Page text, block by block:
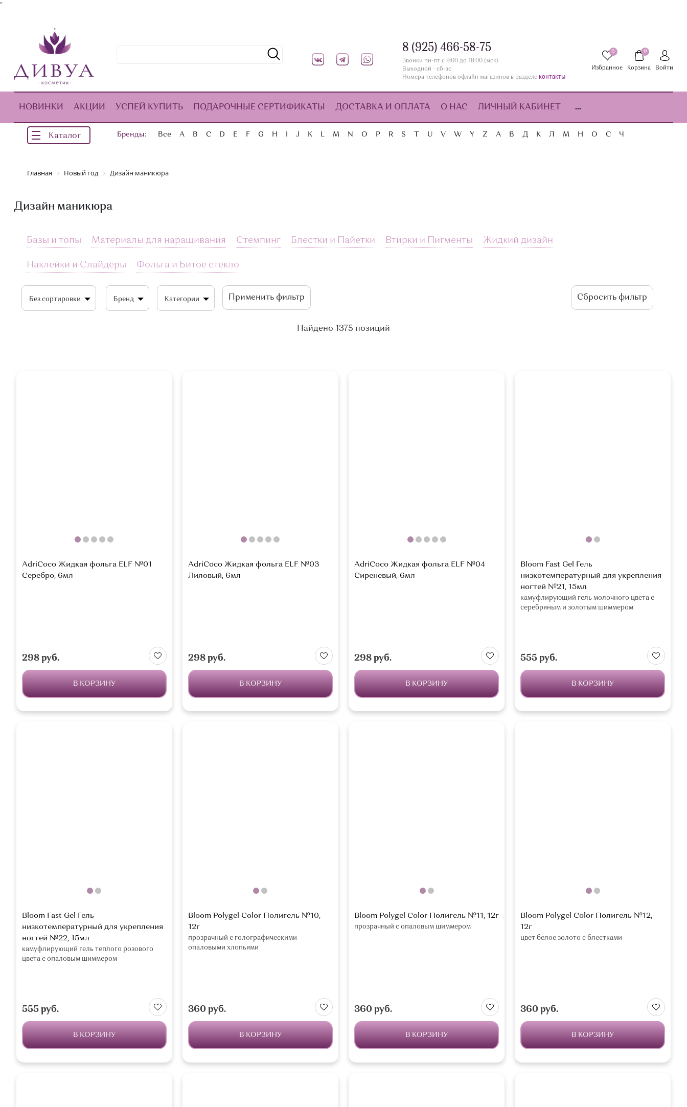
"
8 (925) 466-58-75
Звонки пн-пт с 9:00 до 18:00 (мск)
Выходной - сб-вс
Номера телефонов офлайн магазинов в разделе контакты
0
Избранное
0
Корзина Войти
НОВИНКИ АКЦИИ УСПЕЙ КУПИТЬ ПОДАРОЧНЫЕ СЕРТИФИКАТЫ ДОСТАВКА И ОПЛАТА О НАС ЛИЧНЫЙ КАБИНЕТ ...
Каталог Бренды: Все A B C D E F G H J K L M N O P R S U V W Y Z А В Д К Л М Н О С Ч
Главная Новый год Дизайн маникюра
Дизайн маникюра
Базы и топы Материалы для наращивания Стемпинг Блестки и Пайетки Втирки и Пигменты Жидкий дизайн
Наклейки и Слайдеры Фольга и Битое стекло
Без сортировки Бренд Категории
Найдено 1375 позиций
AdriCoco Жидкая фольга ELF №01
Серебро, 6мл
298 руб.
В КОРЗИНУ
AdriCoco Жидкая фольга ELF №03
Лиловый, 6мл
298 руб.
В КОРЗИНУ
AdriCoco Жидкая фольга ELF №04
Сиреневый, 6мл
298 руб.
В КОРЗИНУ
Bloom Fast Gel Гель
низкотемпературный для укрепления
ногтей №21, 15мл
камуфлирующий гель молочного цвета с
серебряным и золотым шиммером
555 руб.
В КОРЗИНУ
Bloom Fast Gel Гель
низкотемпературный для укрепления
ногтей №22, 15мл
камуфлирующий гель теплого розового
цвета с опаловым шиммером
555 руб.
В КОРЗИНУ
Bloom Polygel Color Полигель №10,
12г
прозрачный с голографическими
опаловыми хлопьями
360 руб.
В КОРЗИНУ
Bloom Polygel Color Полигель №11, 12г
прозрачный с опаловым шиммером
360 руб.
В КОРЗИНУ
Bloom Polygel Color Полигель №12,
12г
цвет белое золото с блестками
360 руб.
В КОРЗИНУ